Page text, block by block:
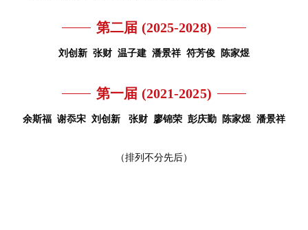
第二届 (2025-2028)
刘创新 张财 温子建 潘景祥 符芳俊 陈家煜
第一届 (2021-2025)
余斯福 谢忝宋 刘创新 张财 廖锦荣 彭庆勤 陈家煜 潘景祥
（排列不分先后）